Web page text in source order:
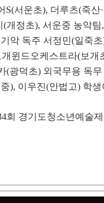
S(서운초), 더루츠(죽산·
(개정초), 서운중 농악팀,
악 독주 서정민(일죽초
개윈드오케스트라(보개
(광덕초) 외국무용 독무
), 이우진(안법고) 학생
회 경기도청소년예술